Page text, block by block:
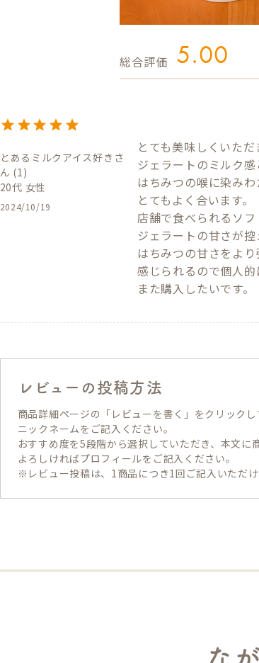
5.00
とあるミルクアイス好き
1
20代 女性
2024/10/19
とても美味しくいただ
ジェラートのミルク感
はちみつの喉に染み
とてもよく合います。
店舗で食べられるソ
ジェラートの甘さが控
はちみつの甘さをより
感じられるので個人的
また購入したいです。
レビューの投稿方法
商品詳細ページの「レビューを書く」をクリックし
ニックネームをご記入ください。
おすすめ度を5段階から選択していただき、本文
よろしければプロフィールをご記入ください。
※レビュー投稿は、1商品につき1回ご記入いただけ